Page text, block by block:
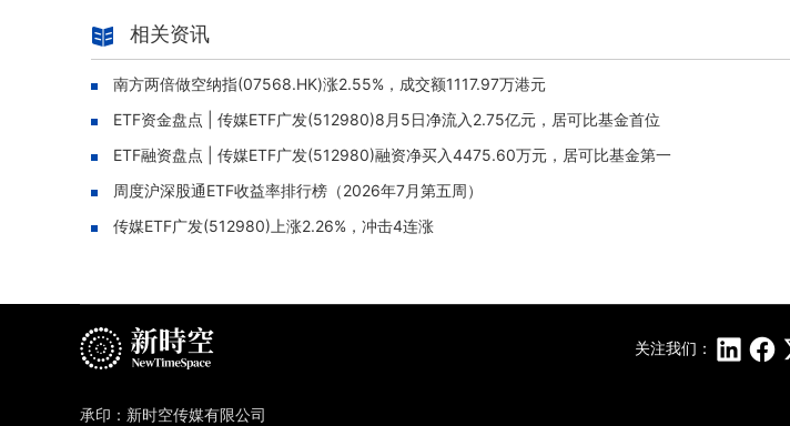
相关资讯
南方两倍做空纳指(07568.HK)涨2.55%，成交额1117.97万港元
ETF资金盘点 | 传媒ETF广发(512980)8月5日净流入2.75亿元，居可比基金首位
ETF融资盘点 | 传媒ETF广发(512980)融资净买入4475.60万元，居可比基金第一
周度沪深股通ETF收益率排行榜（2026年7月第五周）
传媒ETF广发(512980)上涨2.26%，冲击4连涨
关注我们：
承印：新时空传媒有限公司